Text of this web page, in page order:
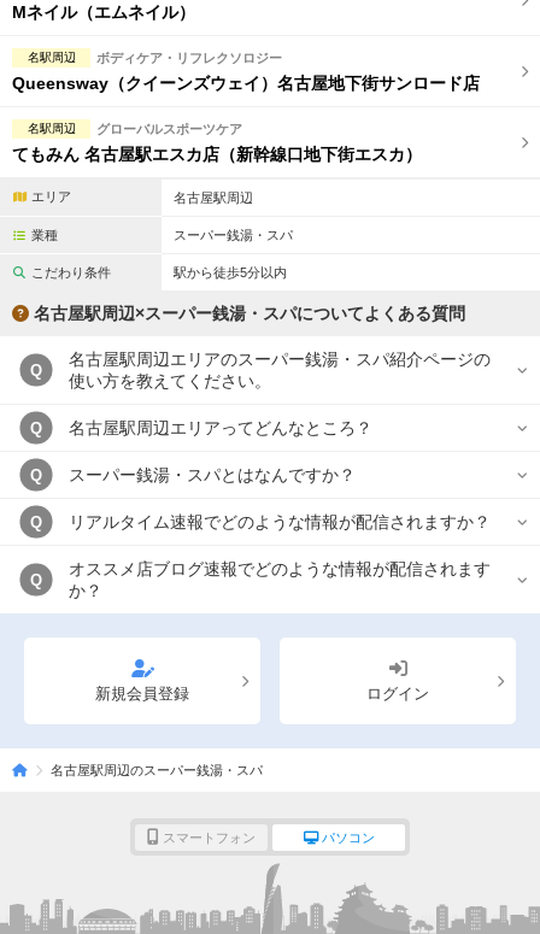
Mネイル（エムネイル）
名駅周辺 ボディケア・リフレクソロジー
Queensway（クイーンズウェイ）名古屋地下街サンロード店
名駅周辺 グローバルスポーツケア
てもみん 名古屋駅エスカ店（新幹線口地下街エスカ）
エリア 名古屋駅周辺
業種 スーパー銭湯・スパ
こだわり条件 駅から徒歩5分以内
名古屋駅周辺×スーパー銭湯・スパについてよくある質問
Q
名古屋駅周辺エリアのスーパー銭湯・スパ紹介ページの
使い方を教えてください。
Q 名古屋駅周辺エリアってどんなところ？
Q スーパー銭湯・スパとはなんですか？
Q リアルタイム速報でどのような情報が配信されますか？
Q
オススメ店ブログ速報でどのような情報が配信されます
か？
新規会員登録 ログイン
名古屋駅周辺のスーパー銭湯・スパ
スマートフォン パソコン